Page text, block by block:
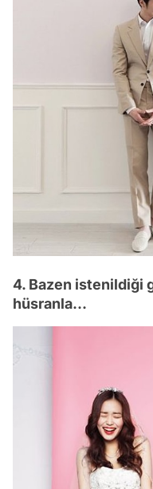
4. Bazen istenildiği
hüsranla...